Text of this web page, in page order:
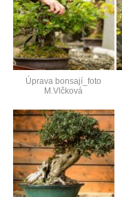
Úprava bonsají_foto
M.Vlčková